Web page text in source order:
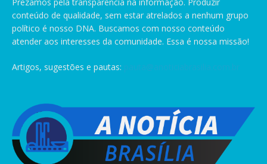
conteúdo de qualidade, sem estar atrelados a nenhum grupo
político é nosso DNA. Buscamos com nosso conteúdo
atender aos interesses da comunidade. Essa é nossa missão!
Artigos, sugestões e pautas: pauta@anoticiabrasilia.com.br